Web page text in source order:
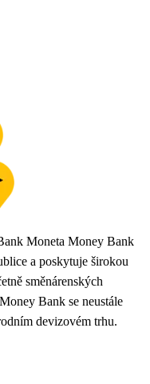
Moneta Money Bank
a poskytuje širokou
směnárenských
Bank se neustále
devizovém trhu.